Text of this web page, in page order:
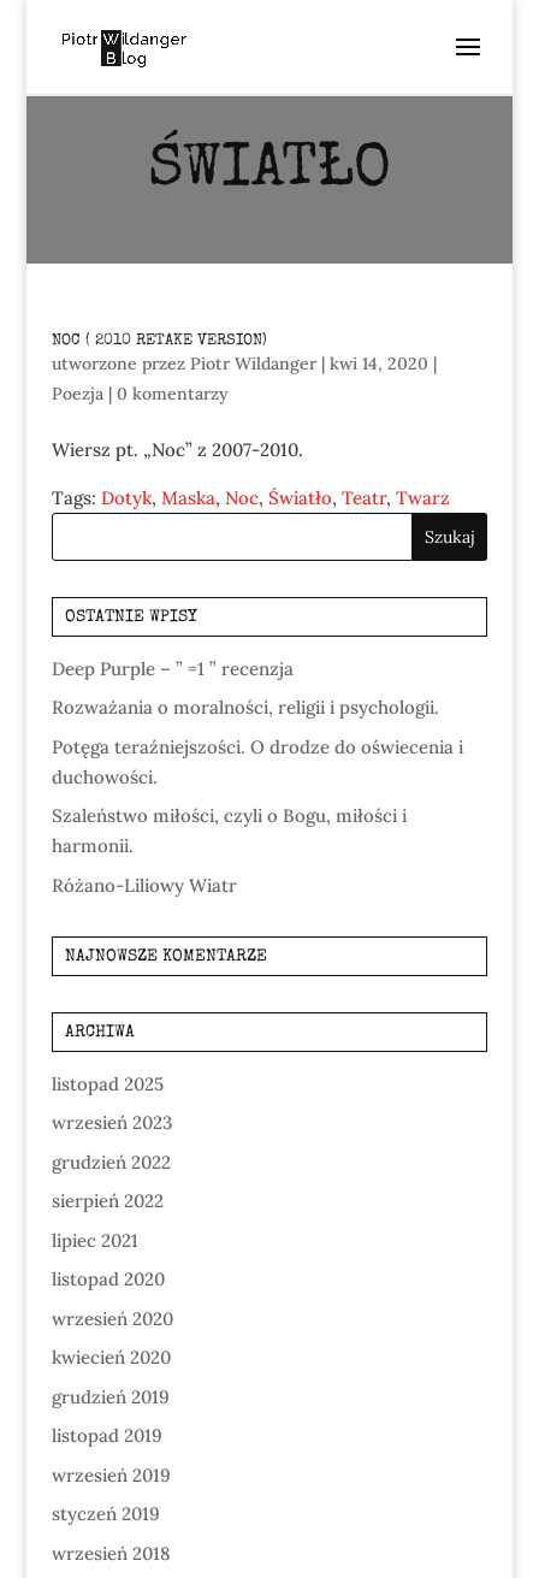
ŚWIATŁO
NOC ( 2010 RETAKE VERSION)
utworzone przez Piotr Wildanger| kwi 14, 2020 |
Poezja| 0 komentarzy
Wiersz pt. „Noc” z 2007-2010.
Tags: Dotyk, Maska, Noc, Światło, Teatr, Twarz
OSTATNIE WPISY
Deep Purple – ” =1 ” recenzja
Rozważania o moralności, religii i psychologii.
Potęga teraźniejszości. O drodze do oświecenia i
duchowości.
Szaleństwo miłości, czyli o Bogu, miłości i
harmonii.
Różano-Liliowy Wiatr
NAJNOWSZE KOMENTARZE
ARCHIWA
listopad 2025
wrzesień 2023
grudzień 2022
sierpień 2022
lipiec 2021
listopad 2020
wrzesień 2020
kwiecień 2020
grudzień 2019
listopad 2019
wrzesień 2019
styczeń 2019
wrzesień 2018